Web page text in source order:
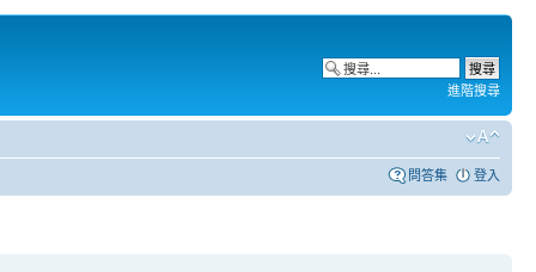
進階搜尋
問答集 登入